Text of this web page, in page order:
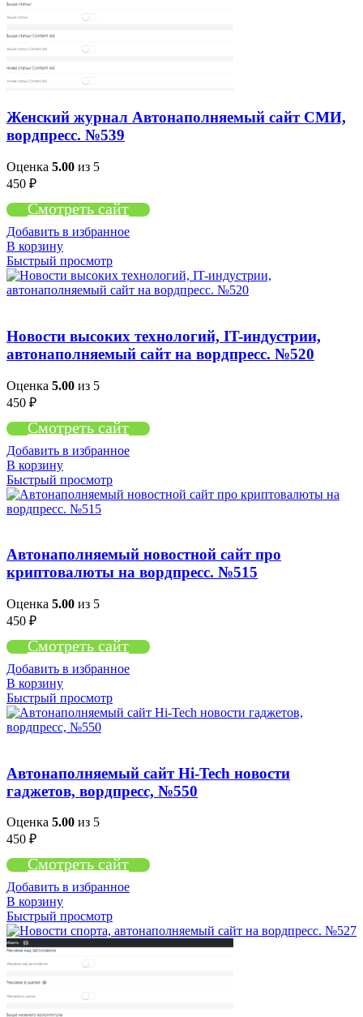
Женский журнал Автонаполняемый сайт СМИ,
вордпресс. №539
Оценка 5.00 из 5
450 ₽
Смотреть сайт
Добавить в избранное
В корзину
Быстрый просмотр
Новости высоких технологий, IT-индустрии,
автонаполняемый сайт на вордпресс. №520
Оценка 5.00 из 5
450 ₽
Смотреть сайт
Добавить в избранное
В корзину
Быстрый просмотр
Автонаполняемый новостной сайт про
криптовалюты на вордпресс. №515
Оценка 5.00 из 5
450 ₽
Смотреть сайт
Добавить в избранное
В корзину
Быстрый просмотр
Автонаполняемый сайт Hi-Tech новости
гаджетов, вордпресс, №550
Оценка 5.00 из 5
450 ₽
Смотреть сайт
Добавить в избранное
В корзину
Быстрый просмотр